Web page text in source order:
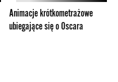
Oscara
Animacje krótkometrażowe
ubiegające się o Oscara